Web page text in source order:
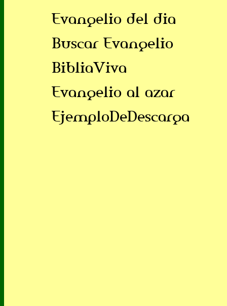
Evangelio del dia
Buscar Evangelio
BibliaViva
Evangelio al azar
EjemploDeDescarga